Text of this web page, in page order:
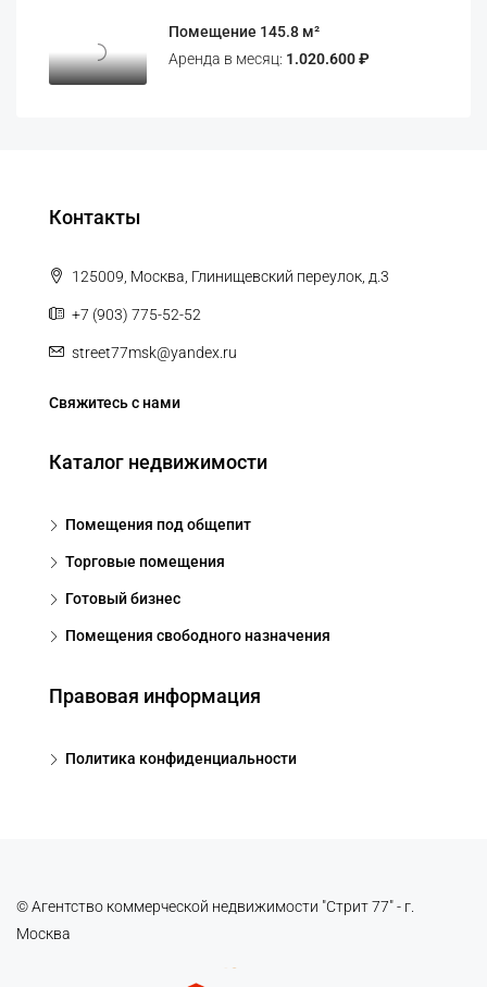
Помещение 145.8 м²
Аренда в месяц: 1.020.600 ₽
Контакты
125009, Москва, Глинищевский переулок, д.3
+7 (903) 775-52-52
street77msk@yandex.ru
Свяжитесь с нами
Каталог недвижимости
Помещения под общепит
Торговые помещения
Готовый бизнес
Помещения свободного назначения
Правовая информация
Политика конфиденциальности
© Агентство коммерческой недвижимости "Стрит 77" - г.
Москва